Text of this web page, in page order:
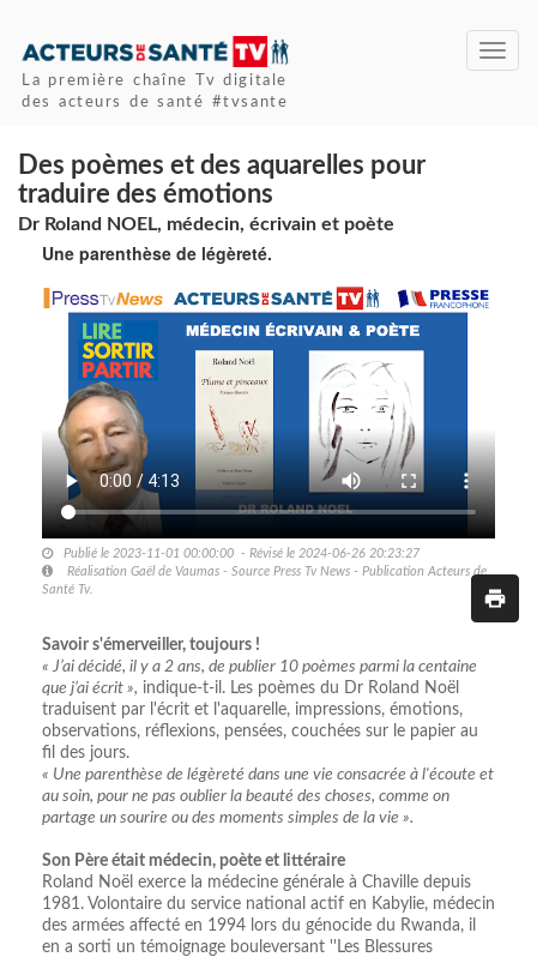
La première chaîne Tv digitale
des acteurs de santé #tvsante
Des poèmes et des aquarelles pour
traduire des émotions
Dr Roland NOEL, médecin, écrivain et poète
Une parenthèse de légèreté.
Publié le 2023-11-01 00:00:00 - Révisé le 2024-06-26 20:23:27
Réalisation Gaël de Vaumas - Source Press Tv News - Publication Acteurs de
Santé Tv.
Savoir s'émerveiller, toujours !
« J’ai décidé, il y a 2 ans, de publier 10 poèmes parmi la centaine
que j’ai écrit », indique-t-il. Les poèmes du Dr Roland Noël
traduisent par l'écrit et l'aquarelle, impressions, émotions,
observations, réflexions, pensées, couchées sur le papier au
fil des jours.
« Une parenthèse de légèreté dans une vie consacrée à l'écoute et
au soin, pour ne pas oublier la beauté des choses, comme on
partage un sourire ou des moments simples de la vie ».
Son Père était médecin, poète et littéraire
Roland Noël exerce la médecine générale à Chaville depuis
1981. Volontaire du service national actif en Kabylie, médecin
des armées affecté en 1994 lors du génocide du Rwanda, il
en a sorti un témoignage bouleversant ''Les Blessures